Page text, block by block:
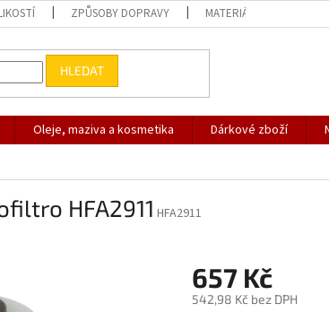
ZPŮSOBY DOPRAVY MATERIÁLY OBLEČENÍ
HLEDAT
Oleje, maziva a kosmetika Dárkové zboží
HFA2911 HFA2911
657 Kč
542,98 Kč bez DPH